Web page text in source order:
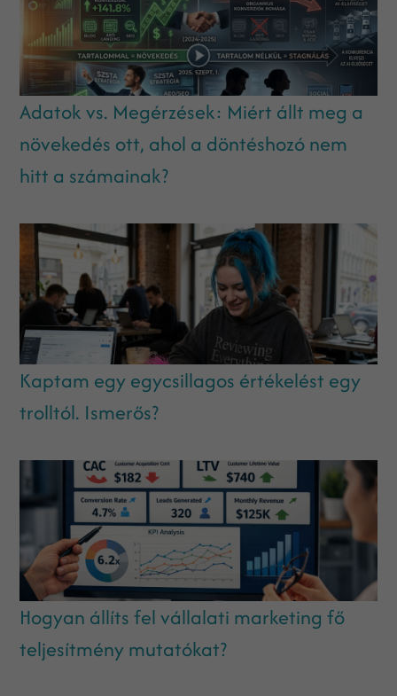
Adatok vs. Megérzések: Miért állt meg a
növekedés ott, ahol a döntéshozó nem
hitt a számainak?
Kaptam egy egycsillagos értékelést egy
trolltól. Ismerős?
Hogyan állíts fel vállalati marketing fő
teljesítmény mutatókat?